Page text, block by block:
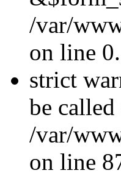
/var/
on line 0.
strict
be
/var/
on line